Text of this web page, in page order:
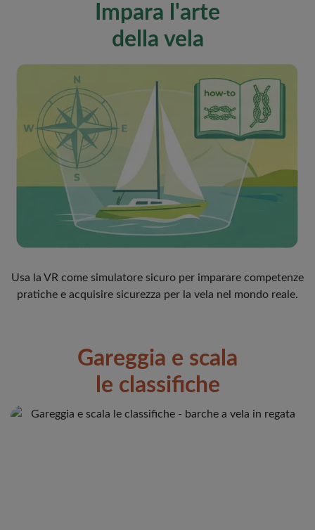
Impara l'arte
della vela
Usa la VR come simulatore sicuro per imparare competenze
pratiche e acquisire sicurezza per la vela nel mondo reale.
Gareggia e scala
le classifiche